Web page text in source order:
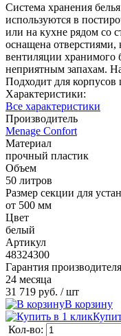
Система хранения
используются в
или на кухне рядом со
оснащена отверстиями,
вентиляции хранимого
неприятным запахам.
Подходит для
Характеристики:
Все характеристики
Производитель
Menage Confort
Материал
прочный пластик
Объем
50 литров
Размер секции для
от 500 мм
Цвет
белый
Артикул
48324300
Гарантия производителя
24 месяца
31 719 руб. / шт
В корзину
Кол-во: